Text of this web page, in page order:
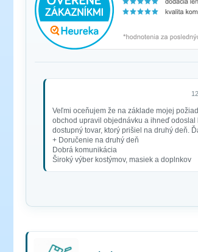
Veľmi oceňujem že na základe mojej
obchod upravil objednávku a ihneď odoslal
dostupný tovar, ktorý prišiel na druhý deň.
+ Doručenie na druhý deň
Dobrá komunikácia
Široký výber kostýmov, masiek a doplnkov